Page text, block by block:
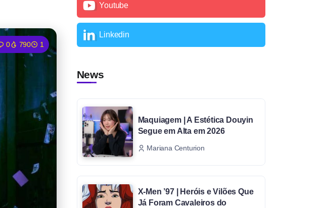
0 790 1
Youtube
Linkedin
News
Maquiagem | A Estética Douyin
Segue em Alta em 2026
Mariana Centurion
X-Men ’97 | Heróis e Vilões Que
Já Foram Cavaleiros do